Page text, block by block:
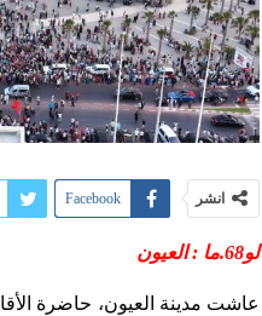
انشر Facebook
لو68.ما : العيون
عاشت مدينة العيون، حاضرة